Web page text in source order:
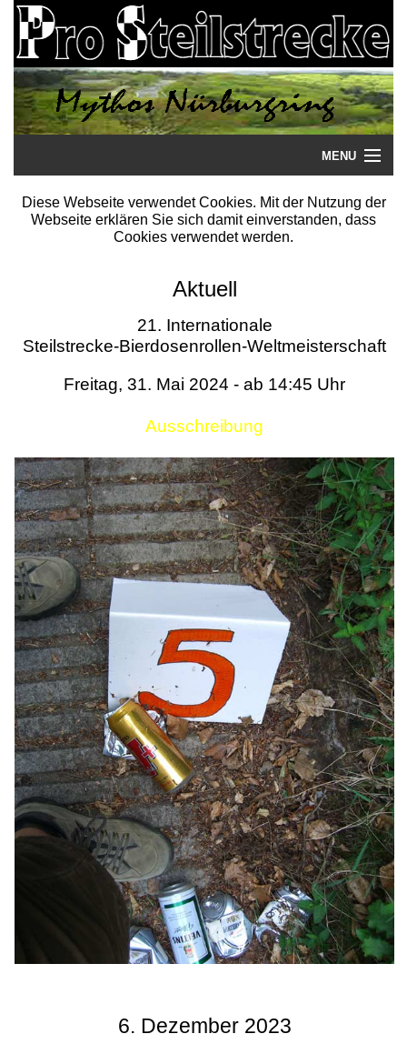
MENU
Startseite
Literatur
Termine
Diese Webseite verwendet Cookies. Mit der Nutzung der
Webseite erklären Sie sich damit einverstanden, dass
Cookies verwendet werden.
Aktuell
21. Internationale
Steilstrecke-Bierdosenrollen-Weltmeisterschaft
Freitag, 31. Mai 2024 - ab 14:45 Uhr
Ausschreibung
6. Dezember 2023